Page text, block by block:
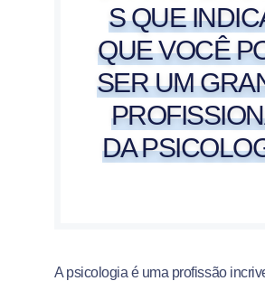
S QUE
QUE VOCÊ
SER UM
DA
A psicologia é uma profissão